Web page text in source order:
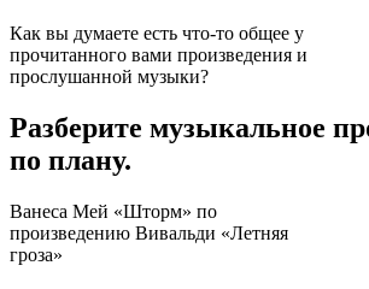
Как вы думаете есть что-то общее у
прочитанного вами произведения и
прослушанной музыки?
Разберите музыкальное
по плану.
Ванеса Мей «Шторм» по
произведению Вивальди «Летняя
гроза»